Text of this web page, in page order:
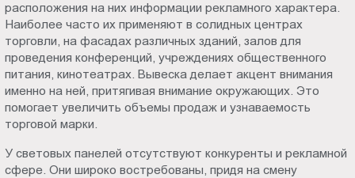
расположения на них информации рекламного характера.
Наиболее часто их применяют в солидных центрах
торговли, на фасадах различных зданий, залов для
проведения конференций, учреждениях общественного
питания, кинотеатрах. Вывеска делает акцент внимания
именно на ней, притягивая внимание окружающих. Это
помогает увеличить объемы продаж и узнаваемость
торговой марки.
У световых панелей отсутствуют конкуренты и рекламной
сфере. Они широко востребованы, придя на смену